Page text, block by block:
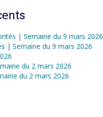
| Semaine du 9 mars 2026
| Semaine du 9 mars 2026
du 2 mars 2026
du 2 mars 2026